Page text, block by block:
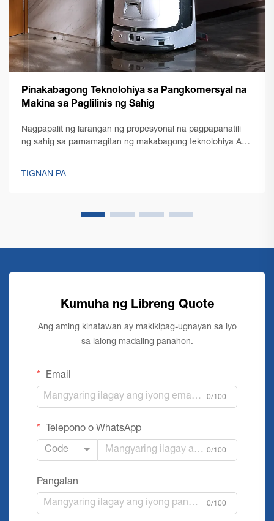
Pinakabagong Teknolohiya sa Pangkomersyal na
Makina sa Paglilinis ng Sahig
Nagpapalit ng larangan ng propesyonal na pagpapanatili
ng sahig sa pamamagitan ng makabagong teknolohiya Ang
kamangha-manghang pagbabago sa pagdating ng
TIGNAN PA
Kumuha ng Libreng Quote
Ang aming kinatawan ay makikipag-ugnayan sa iyo
sa lalong madaling panahon.
Email
0/100
Telepono o WhatsApp
Code 0/100
Pangalan
0/100